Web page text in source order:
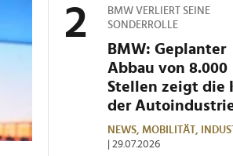
BMW VERLIERT SEINE
SONDERROLLE
BMW: Geplanter
Abbau von 8.000
Stellen zeigt die
der
NEWS, MOBILITÄT,
| 29.07.2026